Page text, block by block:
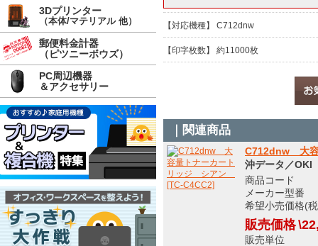
【対応機種】 C712dnw
【印字枚数】 約11000枚
｜関連商品
C712dnw 大
沖データ／OKI
商品コー
メーカー型
希望小売価格(
販売価格
販売単
3Dプリンター
（本体/マテリアル 他）
郵便料金計器
（ピツニーボウズ）
PC周辺機器
＆アクセサリー